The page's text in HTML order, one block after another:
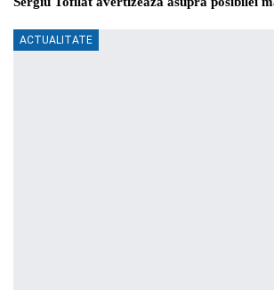
ACTUALITATE